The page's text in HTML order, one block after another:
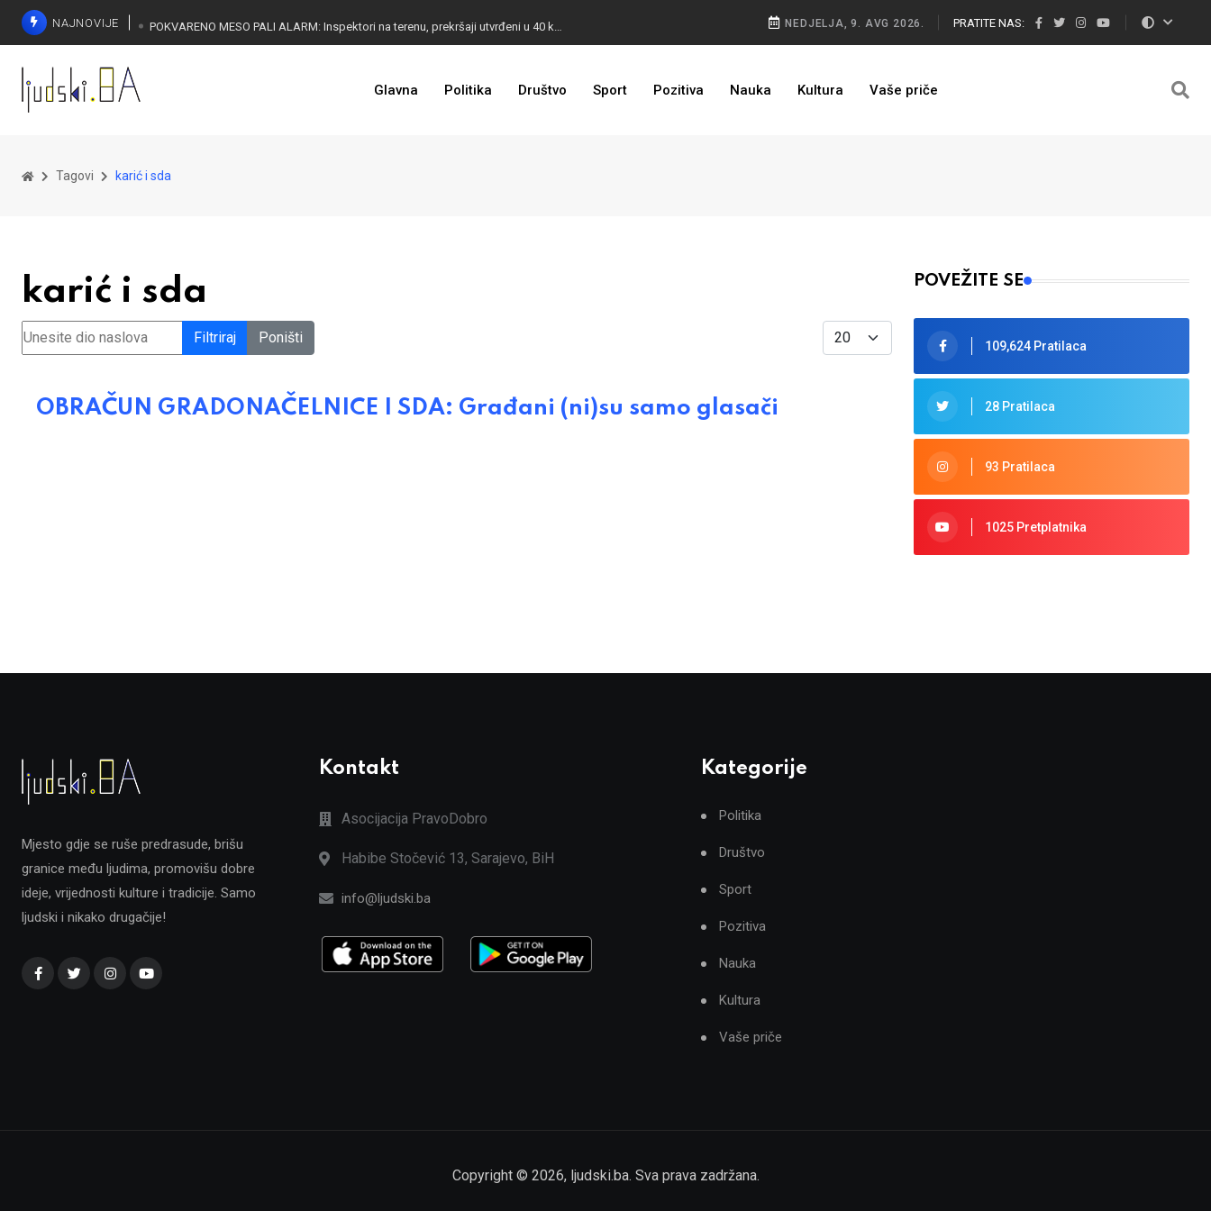
NAJNOVIJE NEDJELJA, 9. AVG 2026. PRATITE NAS:
Glavna Politika Društvo Sport Pozitiva Nauka Kultura Vaše priče
Tagovi karić i sda
karić i sda
Unesite dio naslova Filtriraj Poništi Display #
OBRAČUN GRADONAČELNICE I SDA: Građani (ni)su samo glasači
POVEŽITE SE
109,624 Pratilaca
28 Pratilaca
93 Pratilaca
1025 Pretplatnika
Mjesto gdje se ruše predrasude, brišu
granice među ljudima, promovišu dobre
ideje, vrijednosti kulture i tradicije. Samo
ljudski i nikako drugačije!
Kontakt
Asocijacija PravoDobro
Habibe Stočević 13, Sarajevo, BiH
info@ljudski.ba
Kategorije
Politika
Društvo
Sport
Pozitiva
Nauka
Kultura
Vaše priče
Copyright © 2026, ljudski.ba. Sva prava zadržana.